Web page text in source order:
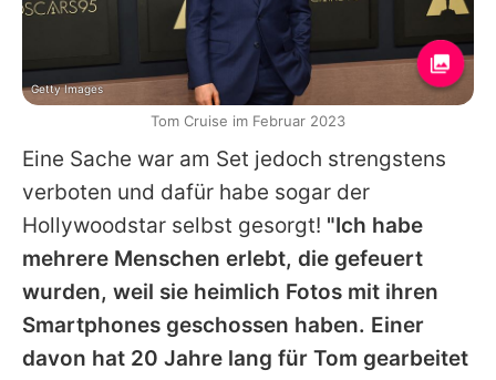
Eine Sache war am Set jedoch strengstens
verboten und dafür habe sogar der
Hollywoodstar selbst gesorgt! "Ich habe
mehrere Menschen erlebt, die gefeuert
wurden, weil sie heimlich Fotos mit ihren
Smartphones geschossen haben. Einer
davon hat 20 Jahre lang für Tom gearbeitet
Getty Images
Tom Cruise im Februar 2023